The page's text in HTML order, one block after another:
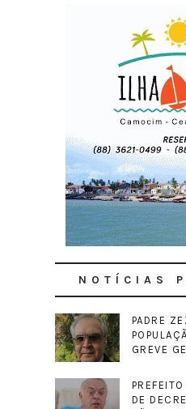
NOTÍCIAS
PADRE
GREVE
DE